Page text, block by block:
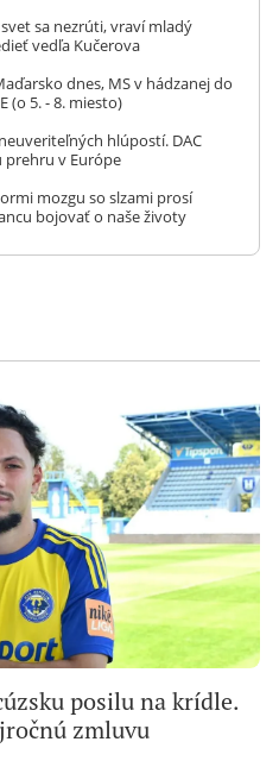
sa nezrúti, vraví mladý
vedľa Kučerova
dnes, MS v hádzanej do
(o 5. - 8. miesto)
hlúpostí. DAC
v Európe
mozgu so slzami prosí
bojovať o naše životy
posilu na krídle.
zmluvu